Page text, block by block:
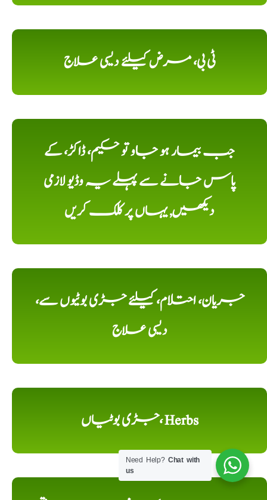
ٹی بی، مرض کیلئے دیسی علاج
جب بیمار ہو جاو تو حکیم، ڈاکڑ، کے
پاس جانے سے پہلے یہ وڈیو لازمی
دیکھیں, یہاں پر کلک کریں
جریان، احتلام، کیلئے جڑی بوٹیوں سے،
دیسی علاج
جڑی بوٹیاں، Herbs
Need Help?Chat with
us